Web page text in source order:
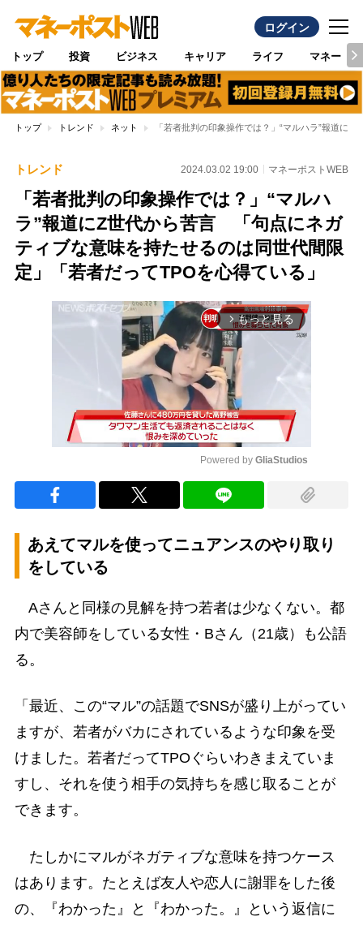
ログイン
トップ 投資 ビジネス キャリア ライフ マネー
トップ トレンド ネット 「若者批判の印象操作では？」“マルハラ”報道に
トレンド 2024.03.02 19:00 マネーポストWEB
「若者批判の印象操作では？」“マルハ
ラ”報道にZ世代から苦言 「句点にネガ
ティブな意味を持たせるのは同世代間限
定」「若者だってTPOを心得ている」
arrow_forward_ios もっと見る
Powered by GliaStudios
あえてマルを使ってニュアンスのやり取り
をしている
Aさんと同様の見解を持つ若者は少なくない。都
内で美容師をしている女性・Bさん（21歳）も公語
る。
「最近、この“マル”の話題でSNSが盛り上がってい
ますが、若者がバカにされているような印象を受
けました。若者だってTPOぐらいわきまえていま
すし、それを使う相手の気持ちを感じ取ることが
できます。
たしかにマルがネガティブな意味を持つケース
はあります。たとえば友人や恋人に謝罪をした後
の、『わかった』と『わかった。』という返信に